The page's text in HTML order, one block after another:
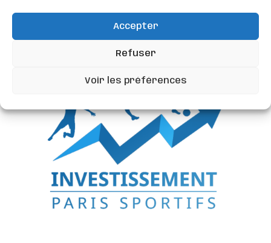
Accepter
Refuser
Voir les préférences